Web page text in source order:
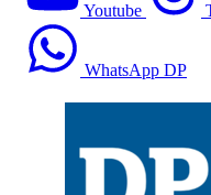
Youtube
WhatsApp DP